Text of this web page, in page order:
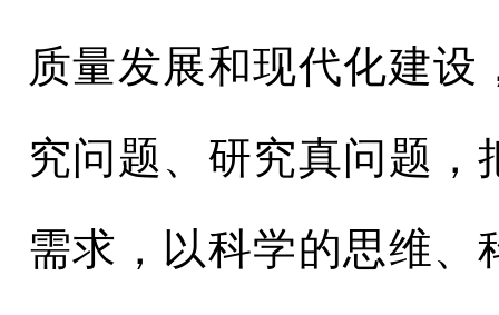
质量发展和现代化建
究问题、研究真问题
需求，以科学的思维、